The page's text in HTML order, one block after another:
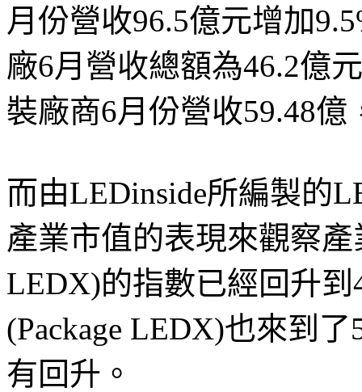
月份營收96.5億元增加
廠6月營收總額為46.2億
裝廠商6月份營收59.48億
而由LEDinside所編製的
產業市值的表現來觀察
LEDX)的指數已經回升
(Package LEDX)也來到
有回升。